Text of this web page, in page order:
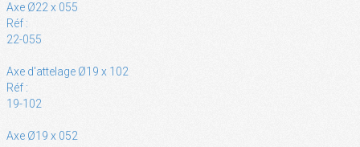
Axe Ø22 x 055
Réf :
22-055
Axe d'attelage Ø19 x 102
Réf :
19-102
Axe Ø19 x 052